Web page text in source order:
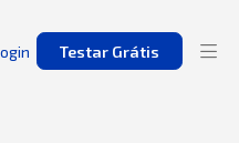
Testar Grátis